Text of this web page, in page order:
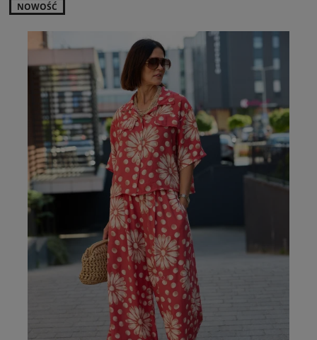
NOWOŚĆ